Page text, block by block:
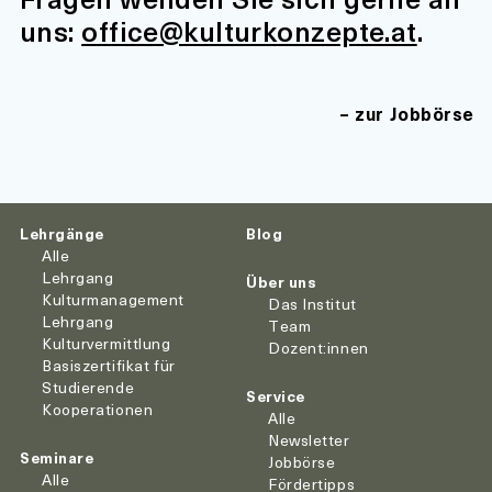
uns: office@kulturkonzepte.at.
zur Jobbörse
Lehrgänge
Alle
Lehrgang
Kulturmanagement
Lehrgang
Kulturvermittlung
Basiszertifikat für
Studierende
Kooperationen
Seminare
Alle
Blog
Über uns
Das Institut
Team
Dozent:innen
Service
Alle
Newsletter
Jobbörse
Fördertipps